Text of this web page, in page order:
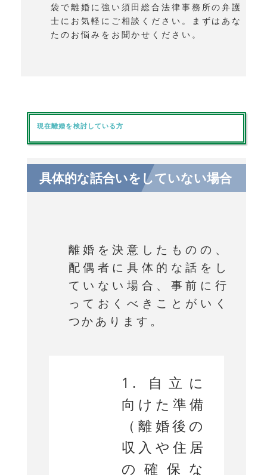
袋で離婚に強い須田総合法律事務所の弁護
士にお気軽にご相談ください。まずはあな
たのお悩みをお聞かせください。
現在離婚を検討している方
具体的な話合いをしていない場合
離婚を決意したものの、
配偶者に具体的な話をし
ていない場合、事前に行
っておくべきことがいく
つかあります。
1. 自立に
向けた準備
（離婚後の
収入や住居
の確保な